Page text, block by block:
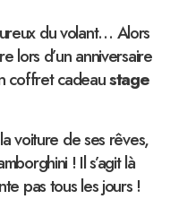
du volant… Alors
lors d’un anniversaire
coffret cadeaustage
voiture de ses rêves,
! Il s’agit là
pas tous les jours !